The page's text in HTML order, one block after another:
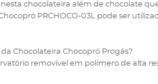
chocolateira além de chocolate
PRCHOCO-03L pode ser
Chocolateira Chocopró Progás?
removível em polímero de alta